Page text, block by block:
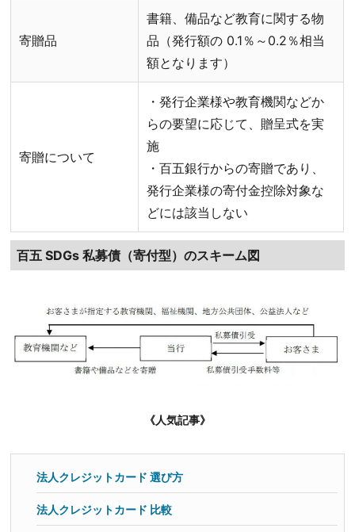
寄贈品
書籍、備品など教育に関する物
品（発行額の 0.1％～0.2％相当
額となります）
寄贈について
・発行企業様や教育機関などか
らの要望に応じて、贈呈式を実
施
・百五銀行からの寄贈であり、
発行企業様の寄付金控除対象な
どには該当しない
百五 SDGs 私募債（寄付型）のスキーム図
《人気記事》
法人クレジットカード 選び方
法人クレジットカード 比較